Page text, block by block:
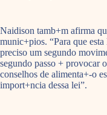
Naidison tamb+m afirma
munic+pios. “Para que
preciso um segundo
segundo passo + provocar
conselhos de alimenta+-o
import+ncia dessa lei”.